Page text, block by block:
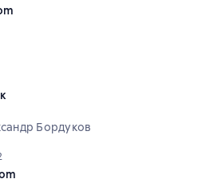
Бордуков
рейтинг 4 на основе 2 оценок